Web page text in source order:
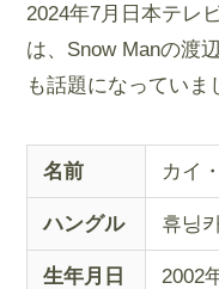
2024年7月日本テレ
は、Snow Manの渡
も話題になっていま
名前 カイ
ハングル 휴닝
生年月日 2002